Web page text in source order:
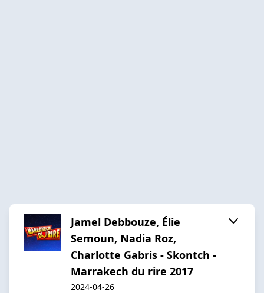
Jamel Debbouze, Élie
Semoun, Nadia Roz,
Charlotte Gabris - Skontch -
Marrakech du rire 2017
2024-04-26